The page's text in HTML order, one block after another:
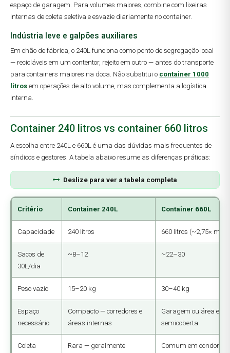
espaço de garagem. Para volumes maiores, combine com lixeiras
internas de coleta seletiva e esvazie diariamente no container.
Indústria leve e galpões auxiliares
Em chão de fábrica, o 240L funciona como ponto de segregação local
— recicláveis em um contentor, rejeito em outro — antes do transporte
para containers maiores na doca. Não substitui o container 1000
litros em operações de alto volume, mas complementa a logística
interna.
Container 240 litros vs container 660 litros
A escolha entre 240L e 660L é uma das dúvidas mais frequentes de
síndicos e gestores. A tabela abaixo resume as diferenças práticas:
Deslize para ver a tabela completa
Critério Container 240L Container 660L
Capacidade 240 litros 660 litros (~2,75×
Sacos de
30L/dia
~8–12 ~22–30
Peso vazio 15–20 kg 30–40 kg
Espaço
necessário
Compacto — corredores e
áreas internas
Garagem ou área
semicoberta
Coleta
Rara — geralmente
Comum em